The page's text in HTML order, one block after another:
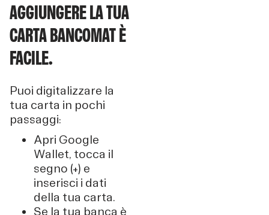
AGGIUNGERE LA TUA
CARTA BANCOMAT È
FACILE.
Puoi digitalizzare la
tua carta in pochi
passaggi:
Apri Google
Wallet, tocca il
segno (+) e
inserisci i dati
della tua carta.
Se la tua banca è